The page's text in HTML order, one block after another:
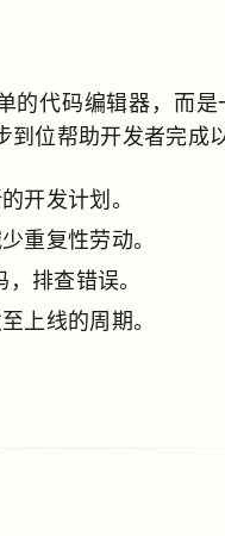
代码编辑器，而
位帮助开发者完成
开发计划。
重复性劳动。
排查错误。
上线的周期。